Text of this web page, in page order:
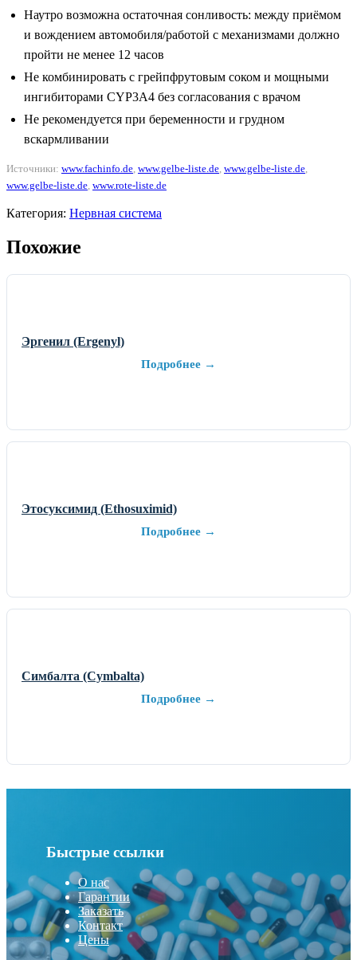
Наутро возможна остаточная сонливость: между приёмом
и вождением автомобиля/работой с механизмами должно
пройти не менее 12 часов
Не комбинировать с грейпфрутовым соком и мощными
ингибиторами CYP3A4 без согласования с врачом
Не рекомендуется при беременности и грудном
вскармливании
Источники: www.fachinfo.de, www.gelbe-liste.de, www.gelbe-liste.de,
www.gelbe-liste.de, www.rote-liste.de
Категория: Нервная система
Похожие
Эргенил (Ergenyl)
Подробнее →
Этосуксимид (Ethosuximid)
Подробнее →
Симбалта (Cymbalta)
Подробнее →
Быстрые ссылки
О нас
Гарантии
Заказать
Контакт
Цены